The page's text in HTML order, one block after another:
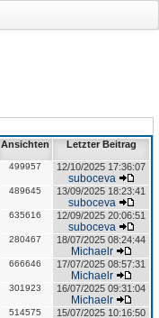
Ansichten Letzter Beitrag
499957 12/10/2025 17:36:07
suboceva
489645 13/09/2025 18:23:41
suboceva
635616 12/09/2025 20:06:51
suboceva
280467 18/07/2025 08:24:44
Michaelr
666646 17/07/2025 08:57:31
Michaelr
301923 16/07/2025 09:31:04
Michaelr
514575 15/07/2025 10:16:50